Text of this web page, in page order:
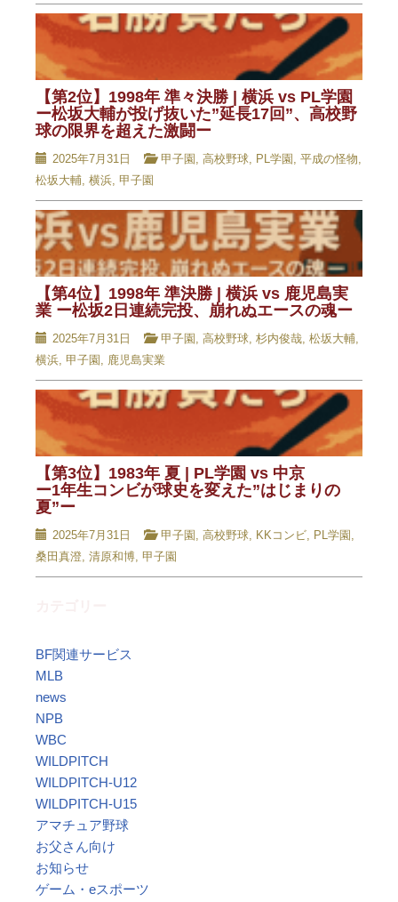
【第2位】1998年 準々決勝 | 横浜 vs PL学園
ー松坂大輔が投げ抜いた”延長17回”、高校野
球の限界を超えた激闘ー
2025年7月31日 甲子園 , 高校野球, PL学園 , 平成の怪物,
松坂大輔, 横浜, 甲子園
【第4位】1998年 準決勝 | 横浜 vs 鹿児島実
業 ー松坂2日連続完投、崩れぬエースの魂ー
2025年7月31日 甲子園 , 高校野球, 杉内俊哉, 松坂大輔,
横浜, 甲子園 , 鹿児島実業
【第3位】1983年 夏 | PL学園 vs 中京
ー1年生コンビが球史を変えた”はじまりの
夏”ー
2025年7月31日 甲子園 , 高校野球, KKコンビ, PL学園 ,
桑田真澄, 清原和博, 甲子園
BF関連サービス
MLB
news
NPB
WBC
WILDPITCH
WILDPITCH-U12
WILDPITCH-U15
アマチュア野球
お父さん向け
お知らせ
ゲーム・eスポーツ